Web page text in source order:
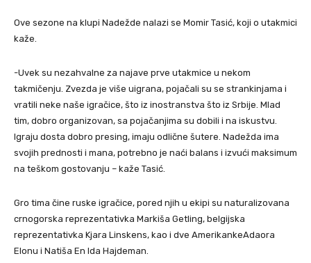
Ove sezone na klupi Nadežde nalazi se Momir Tasić, koji o utakmici
kaže.
-Uvek su nezahvalne za najave prve utakmice u nekom
takmičenju. Zvezda je više uigrana, pojačali su se strankinjama i
vratili neke naše igračice, što iz inostranstva što iz Srbije. Mlad
tim, dobro organizovan, sa pojačanjima su dobili i na iskustvu.
Igraju dosta dobro presing, imaju odlične šutere. Nadežda ima
svojih prednosti i mana, potrebno je naći balans i izvući maksimum
na teškom gostovanju – kaže Tasić.
Gro tima čine ruske igračice, pored njih u ekipi su naturalizovana
crnogorska reprezentativka Markiša Getling, belgijska
reprezentativka Kjara Linskens, kao i dve AmerikankeAdaora
Elonu i Natiša En Ida Hajdeman.